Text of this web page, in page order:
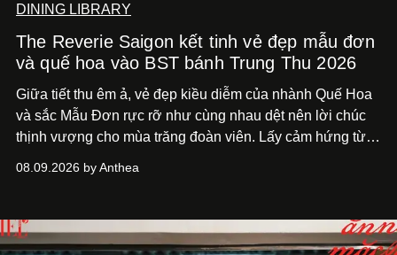
DINING LIBRARY
The Reverie Saigon kết tinh vẻ đẹp mẫu đơn
và quế hoa vào BST bánh Trung Thu 2026
Giữa tiết thu êm ả, vẻ đẹp kiều diễm của nhành Quế Hoa
và sắc Mẫu Đơn rực rỡ như cùng nhau dệt nên lời chúc
thịnh vượng cho mùa trăng đoàn viên. Lấy cảm hứng từ
hương vị của những thức quà truyền thống vào bộ sưu
quà tặng ‘Mẫu Đơn Khai Phúc’, ‘Quế Hoa Vọng Nguyệt’
và ‘Nguyệt Sắc Giao Hòa’, gửi trao ước nguyện bình an
08.09.2026 by Anthea